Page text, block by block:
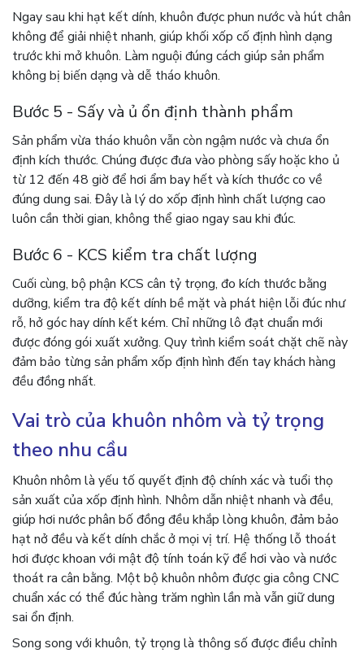
Ngay sau khi hạt kết dính, khuôn được phun nước và hút chân
không để giải nhiệt nhanh, giúp khối xốp cố định hình dạng
trước khi mở khuôn. Làm nguội đúng cách giúp sản phẩm
không bị biến dạng và dễ tháo khuôn.
Bước 5 - Sấy và ủ ổn định thành phẩm
Sản phẩm vừa tháo khuôn vẫn còn ngậm nước và chưa ổn
định kích thước. Chúng được đưa vào phòng sấy hoặc kho ủ
từ 12 đến 48 giờ để hơi ẩm bay hết và kích thước co về
đúng dung sai. Đây là lý do xốp định hình chất lượng cao
luôn cần thời gian, không thể giao ngay sau khi đúc.
Bước 6 - KCS kiểm tra chất lượng
Cuối cùng, bộ phận KCS cân tỷ trọng, đo kích thước bằng
dưỡng, kiểm tra độ kết dính bề mặt và phát hiện lỗi đúc như
rỗ, hở góc hay dính kết kém. Chỉ những lô đạt chuẩn mới
được đóng gói xuất xưởng. Quy trình kiểm soát chặt chẽ này
đảm bảo từng sản phẩm xốp định hình đến tay khách hàng
đều đồng nhất.
Vai trò của khuôn nhôm và tỷ trọng
theo nhu cầu
Khuôn nhôm là yếu tố quyết định độ chính xác và tuổi thọ
sản xuất của xốp định hình. Nhôm dẫn nhiệt nhanh và đều,
giúp hơi nước phân bố đồng đều khắp lòng khuôn, đảm bảo
hạt nở đều và kết dính chắc ở mọi vị trí. Hệ thống lỗ thoát
hơi được khoan với mật độ tính toán kỹ để hơi vào và nước
thoát ra cân bằng. Một bộ khuôn nhôm được gia công CNC
chuẩn xác có thể đúc hàng trăm nghìn lần mà vẫn giữ dung
sai ổn định.
Song song với khuôn, tỷ trọng là thông số được điều chỉnh